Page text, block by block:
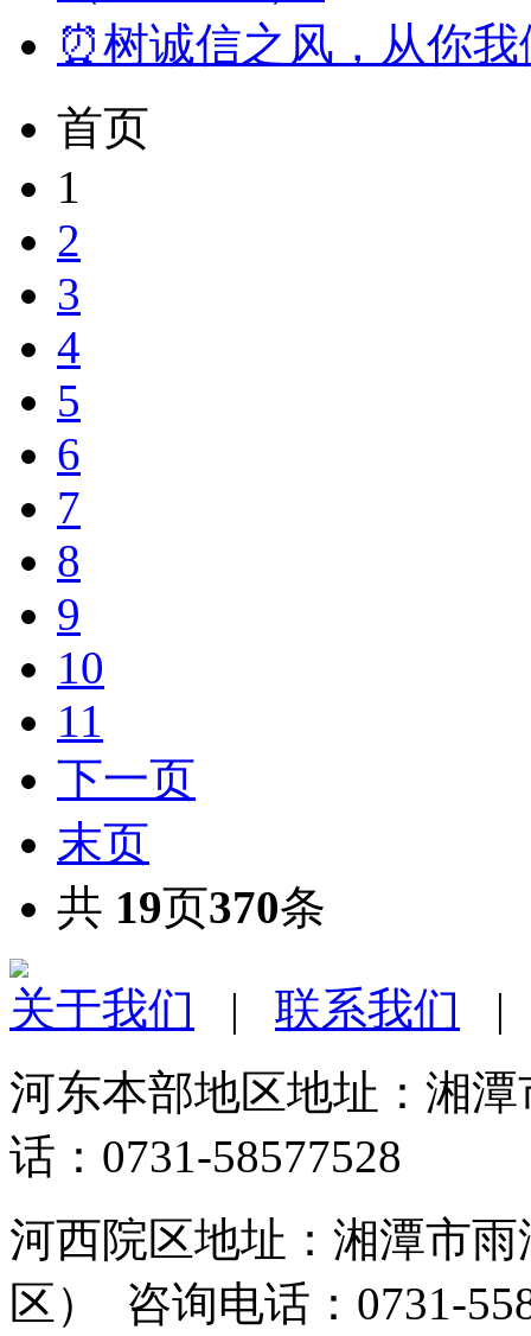
⏰树诚信之风，从你
首页
1
2
3
4
5
6
7
8
9
10
11
下一页
末页
共 19页370条
关于我们 | 联系我们
河东本部地区地址：湘
话：0731-58577528
河西院区地址：湘潭市
区） 咨询电话：0731-